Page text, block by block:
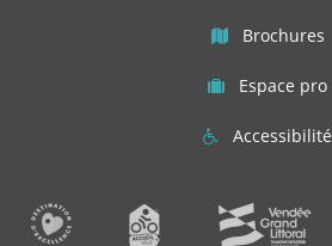
Brochures
Espace pro
Accessibilité